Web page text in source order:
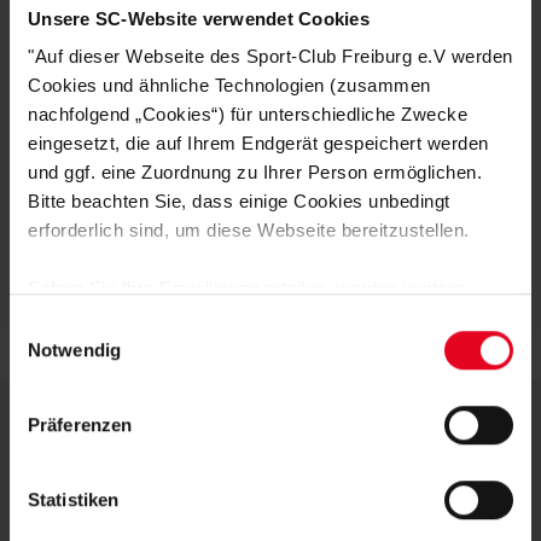
Unsere SC-Website verwendet Cookies
"Auf dieser Webseite des Sport-Club Freiburg e.V werden
Cookies und ähnliche Technologien (zusammen
nachfolgend „Cookies“) für unterschiedliche Zwecke
eingesetzt, die auf Ihrem Endgerät gespeichert werden
und ggf. eine Zuordnung zu Ihrer Person ermöglichen.
Bitte beachten Sie, dass einige Cookies unbedingt
erforderlich sind, um diese Webseite bereitzustellen.
Daten von Ihnen (z.B. persönlichen Identifikatoren oder
IP-Adressen) verarbeitet werden. Durch Klicken auf den
Speicherung aller aufgeführten Cookies und der
Daten für die unten jeweils angegebene Zwecke gem. §
25 Abs. 1 TDDDG, Art. 6 Abs. 1 lit. a DSGVO zu. Sie
Notwendig
Präferenzen
Statistiken
Damen T-Shirt "Pastell" (w) flieder
(3)
Frauen T-Shirt "Pailletten" grau
(2)
DEINE VORTEILE IN UNSEREM